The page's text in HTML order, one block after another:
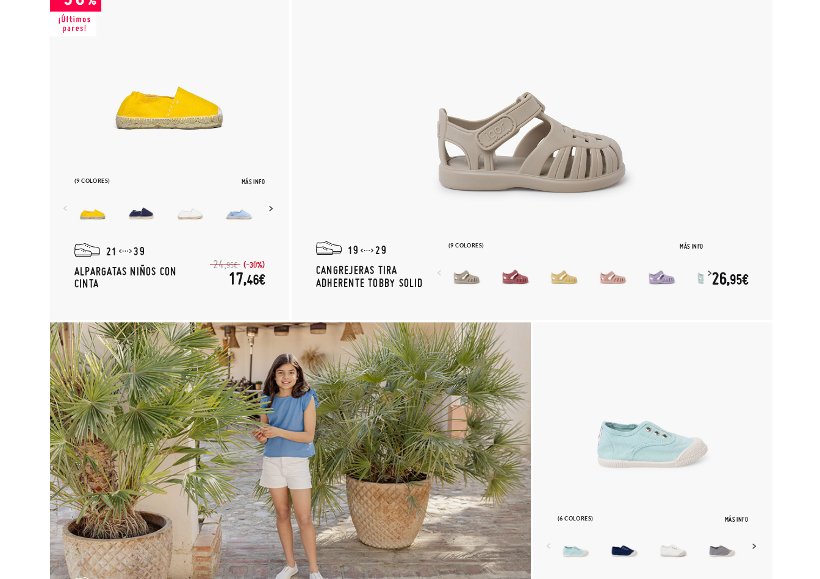
(9 COLORES) MÁS INFO
21
39
ALPARGATAS NIÑOS CON
CINTA
24,95€ (-30%)
17,46€
(9 COLORES) MÁS INFO
19
29
CANGREJERAS TIRA
ADHERENTE TOBBY SOLID
26,95€
(6 COLORES) MÁS INFO